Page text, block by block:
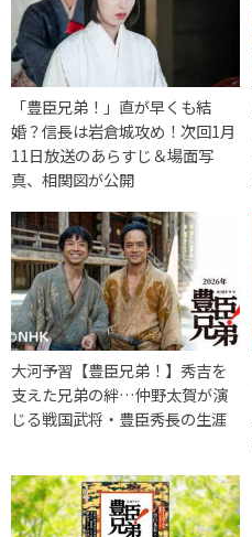
「豊臣兄弟！」直が早くも結
婚？信長は岩倉城攻め！次回1月
11日放送のあらすじ＆場面写
真、相関図が公開
大河予習【豊臣兄弟！】秀吉を
支えた兄弟の絆…仲野太賀が演
じる戦国武将・豊臣秀長の生涯